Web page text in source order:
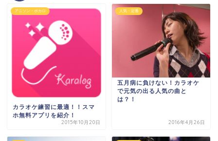
アニソン・ボカロ
カラオケ練習に最適！！スマ
ホ無料アプリを紹介！
2015年10月20日
人気・定番
五月病に負けない！カラオケ
で元気の出る人気の曲と
は？！
2016年4月26日